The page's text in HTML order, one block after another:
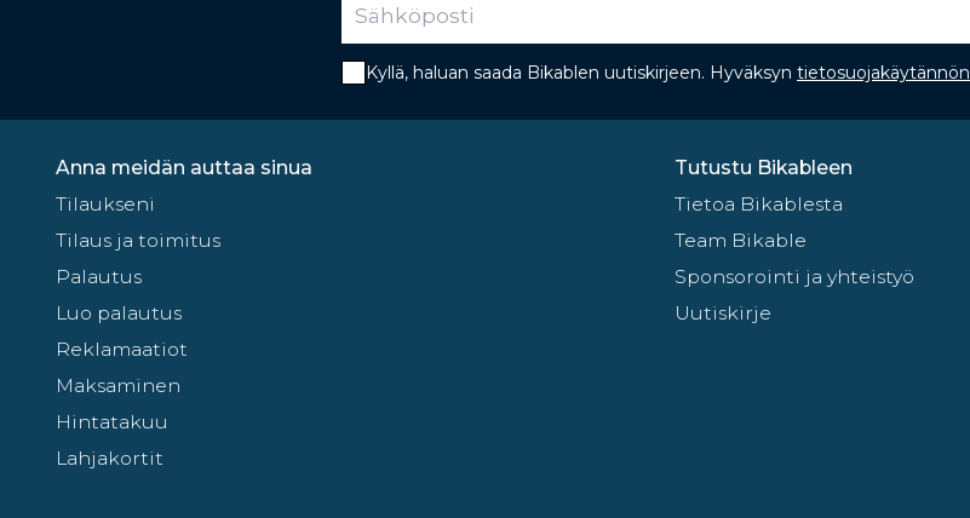
Kyllä, haluan saada Bikablen uutiskirjeen. Hyväksyn tietosuojakäytännön
Anna meidän auttaa sinua
Tilaukseni
Tilaus ja toimitus
Palautus
Luo palautus
Reklamaatiot
Maksaminen
Hintatakuu
Lahjakortit
Tutustu Bikableen
Tietoa Bikablesta
Team Bikable
Sponsorointi ja yhteistyö
Uutiskirje